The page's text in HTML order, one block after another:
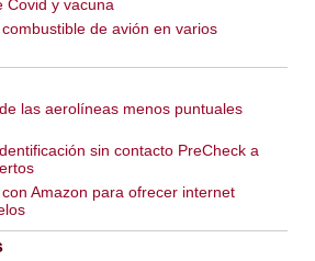
Covid y vacuna
de avión en varios
las aerolíneas menos puntuales
sin contacto PreCheck a
Amazon para ofrecer internet